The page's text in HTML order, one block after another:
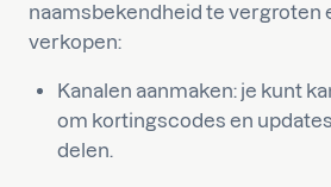
naamsbekendheid te vergroten
verkopen:
Kanalen aanmaken: je kunt
om kortingscodes en
delen.